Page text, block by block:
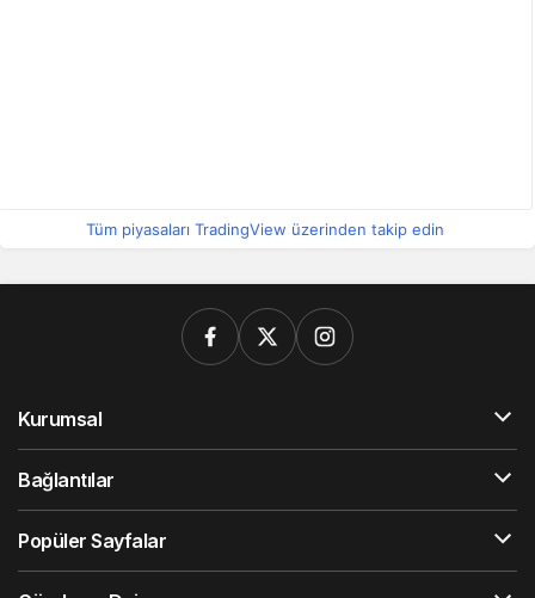
Tüm piyasaları TradingView üzerinden takip edin
Kurumsal
Bağlantılar
Popüler Sayfalar